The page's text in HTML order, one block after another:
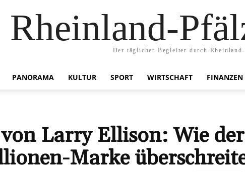
Rheinland-
Der täglicher Begleiter durch Rheinland-
PANORAMA KULTUR SPORT WIRTSCHAFT FINANZEN
Larry Ellison: Wie
Marke